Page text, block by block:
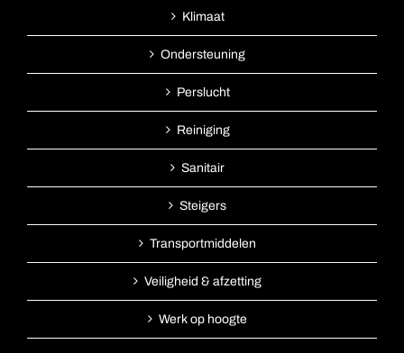
Klimaat
Ondersteuning
Perslucht
Reiniging
Sanitair
Steigers
Transportmiddelen
Veiligheid & afzetting
Werk op hoogte